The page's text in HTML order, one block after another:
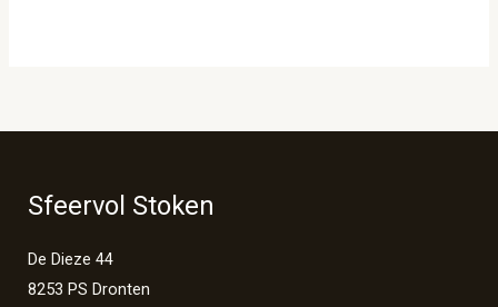
Sfeervol Stoken
De Dieze 44
8253 PS Dronten